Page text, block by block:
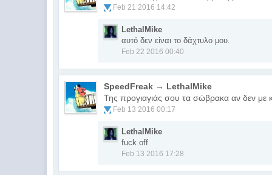
Feb 21 2016 14:42
LethalMike
αυτό δεν είναι το δάχτυλο μου.
Feb 22 2016 00:40
SpeedFreak → LethalMike
Της προγιαγιάς σου τα σώβρακα αν δεν με
Feb 13 2016 00:17
LethalMike
fuck off
Feb 13 2016 17:28